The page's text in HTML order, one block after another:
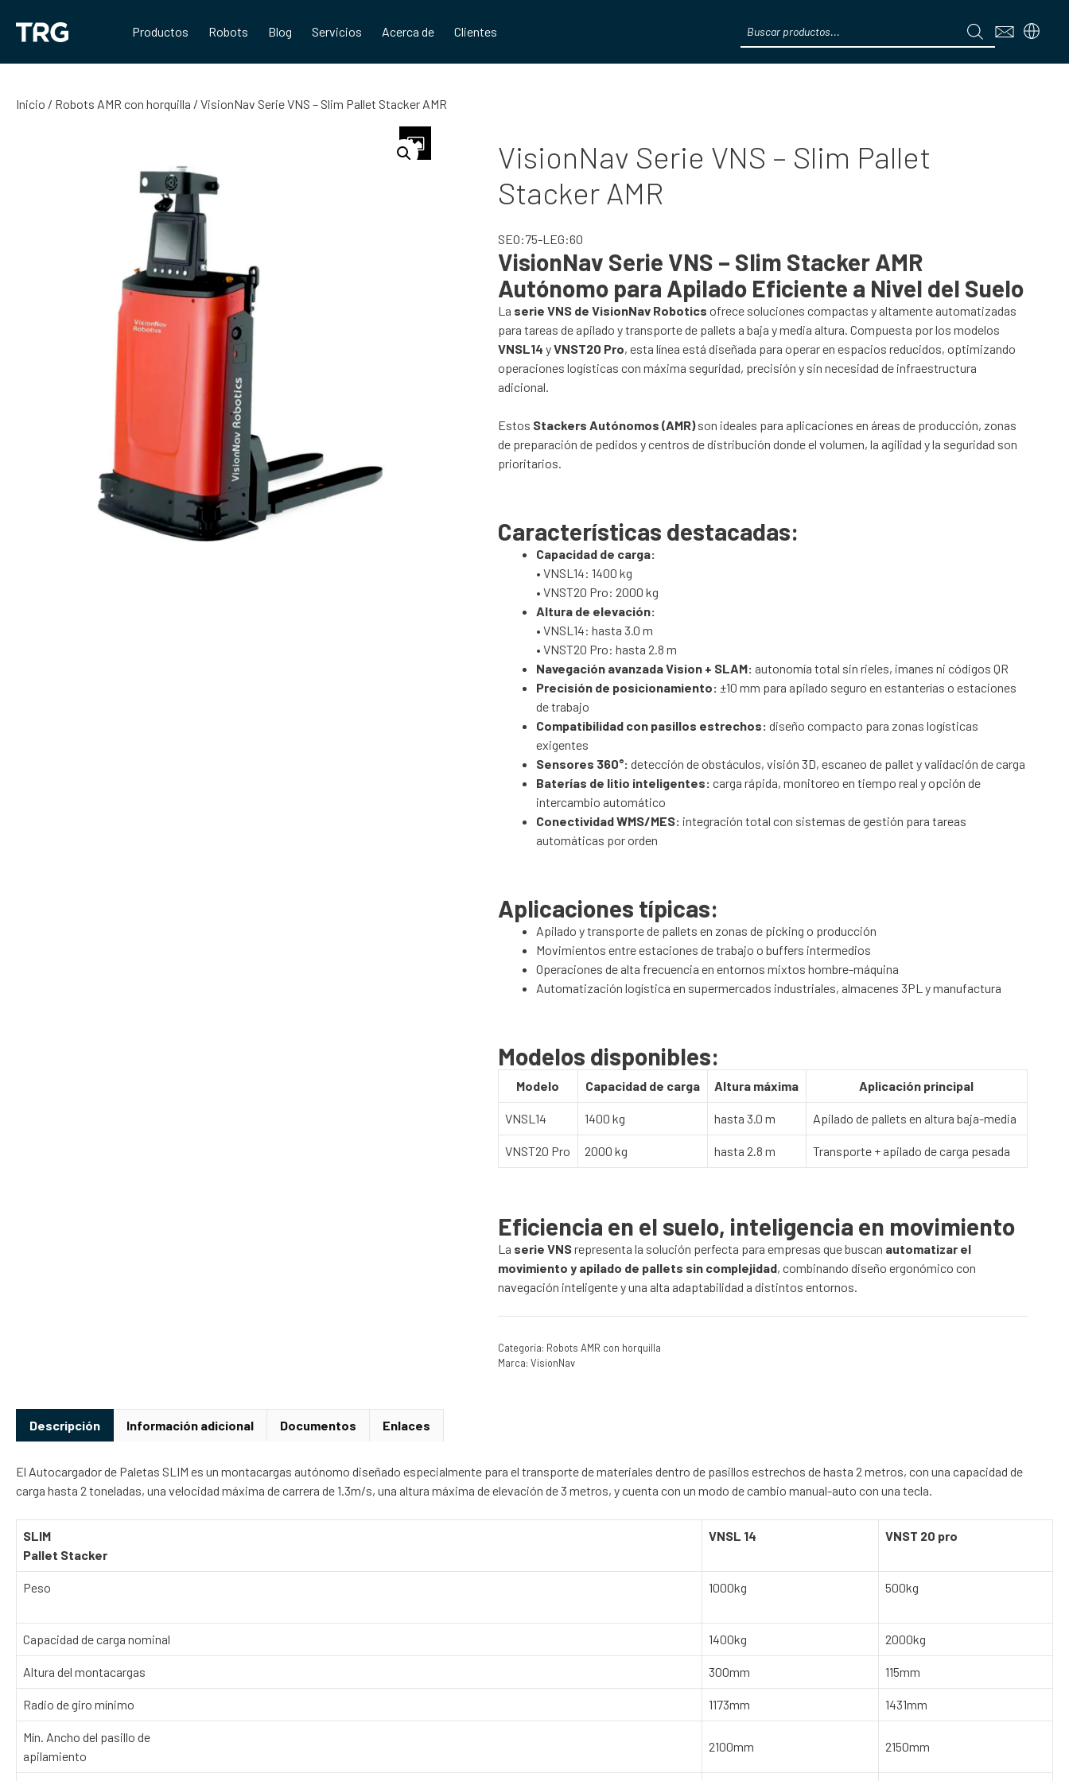
contenido
Productos Robots Blog Servicios Acerca de Clientes
search
Inicio / Robots AMR con horquilla / VisionNav Serie VNS – Slim Pallet Stacker AMR
VisionNav Serie VNS – Slim Pallet
Stacker AMR
SEO:75-LEG:60
VisionNav Serie VNS – Slim Stacker AMR
Autónomo para Apilado Eficiente a Nivel del Suelo
La serie VNS de VisionNav Robotics ofrece soluciones compactas y altamente automatizadas
para tareas de apilado y transporte de pallets a baja y media altura. Compuesta por los modelos
VNSL14 yVNST20 Pro, esta línea está diseñada para operar en espacios reducidos, optimizando
operaciones logísticas con máxima seguridad, precisión y sin necesidad de infraestructura
adicional.
Estos Stackers Autónomos (AMR)son ideales para aplicaciones en áreas de producción, zonas
de preparación de pedidos y centros de distribución donde el volumen, la agilidad y la seguridad son
prioritarios.
Características destacadas:
Capacidad de carga:
• VNSL14: 1400 kg
• VNST20 Pro: 2000 kg
Altura de elevación:
• VNSL14: hasta 3.0 m
• VNST20 Pro: hasta 2.8 m
Navegación avanzada Vision + SLAM: autonomía total sin rieles, imanes ni códigos QR
Precisión de posicionamiento: ±10 mm para apilado seguro en estanterías o estaciones
de trabajo
Compatibilidad con pasillos estrechos: diseño compacto para zonas logísticas
exigentes
Sensores 360°: detección de obstáculos, visión 3D, escaneo de pallet y validación de carga
Baterías de litio inteligentes: carga rápida, monitoreo en tiempo real y opción de
intercambio automático
Conectividad WMS/MES: integración total con sistemas de gestión para tareas
automáticas por orden
Aplicaciones típicas:
Apilado y transporte de pallets en zonas de picking o producción
Movimientos entre estaciones de trabajo o buffers intermedios
Operaciones de alta frecuencia en entornos mixtos hombre-máquina
Automatización logística en supermercados industriales, almacenes 3PL y manufactura
Modelos disponibles:
Modelo Capacidad de carga Altura máxima Aplicación principal
VNSL14 1400 kg hasta 3.0 m Apilado de pallets en altura baja-media
VNST20 Pro 2000 kg hasta 2.8 m Transporte + apilado de carga pesada
Eficiencia en el suelo, inteligencia en movimiento
La serie VNSrepresenta la solución perfecta para empresas que buscan automatizar el
movimiento y apilado de pallets sin complejidad, combinando diseño ergonómico con
navegación inteligente y una alta adaptabilidad a distintos entornos.
Categoría: Robots AMR con horquilla
Marca: VisionNav
Descripción Información adicional Documentos Enlaces
El Autocargador de Paletas SLIM es un montacargas autónomo diseñado especialmente para el transporte de materiales dentro de pasillos estrechos de hasta 2 metros, con una capacidad de
carga hasta 2 toneladas, una velocidad máxima de carrera de 1.3m/s, una altura máxima de elevación de 3 metros, y cuenta con un modo de cambio manual-auto con una tecla.
SLIM
Pallet Stacker
VNSL 14 VNST 20 pro
Peso 1000kg 500kg
Capacidad de carga nominal 1400kg 2000kg
Altura del montacargas 300mm 115mm
Radio de giro mínimo 1173mm 1431mm
Mín. Ancho del pasillo de
apilamiento
2100mm 2150mm